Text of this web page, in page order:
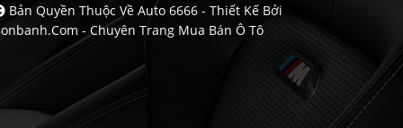
Bản Quyền Thuộc Về Auto 6666 - Thiết Kế Bởi
- Chuyên Trang Mua Bán Ô Tô